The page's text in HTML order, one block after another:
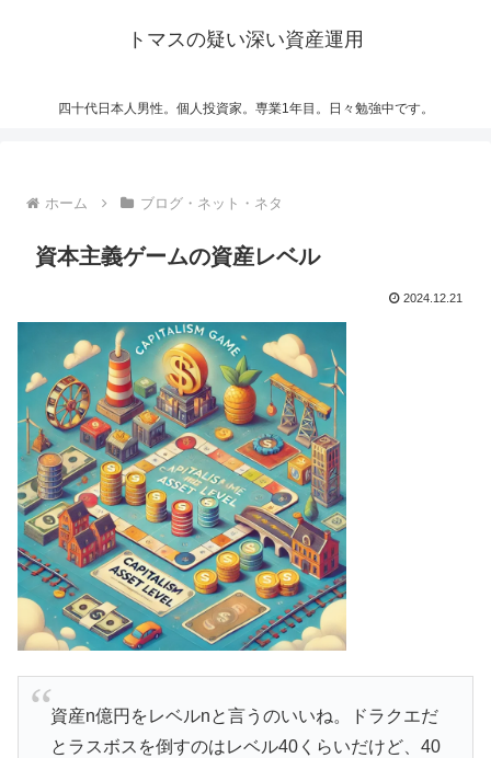
トマスの疑い深い資産運用
四十代日本人男性。個人投資家。専業1年目。日々勉強中です。
ホーム ブログ・ネット・ネタ
資本主義ゲームの資産レベル
2024.12.21
資産n億円をレベルnと言うのいいね。ドラクエだ
とラスボスを倒すのはレベル40くらいだけど、40